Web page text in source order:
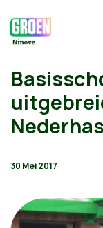
30 Mei 2017